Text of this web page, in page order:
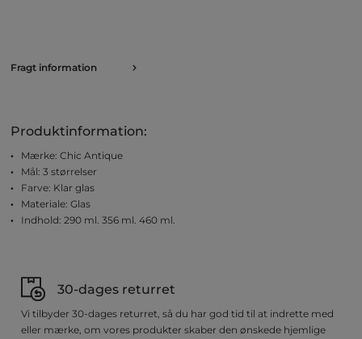
Fragt information
Produktinformation:
Mærke: Chic Antique
Mål: 3 størrelser
Farve: Klar glas
Materiale: Glas
Indhold: 290 ml. 356 ml. 460 ml.
30-dages returret
Vi tilbyder 30-dages returret, så du har god tid til at indrette med
eller mærke, om vores produkter skaber den ønskede hjemlige